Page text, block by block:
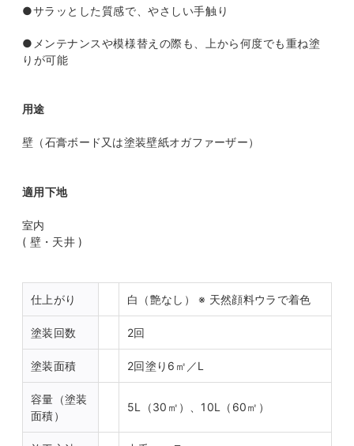
●サラッとした質感で、やさしい手触り
● メンテナンスや模様替えの際も、上から何度でも重ね塗
りが可能
用途
壁（石膏ボード又は塗装壁紙オガファーザー）
適用下地
室内
( 壁・天井 )
仕上がり 白（艶なし） ※ 天然顔料ウラで着色
塗装回数 2回
塗装面積 2回塗り6㎡／L
容量（塗装
面積）
5L（30㎡）、10L（60㎡）